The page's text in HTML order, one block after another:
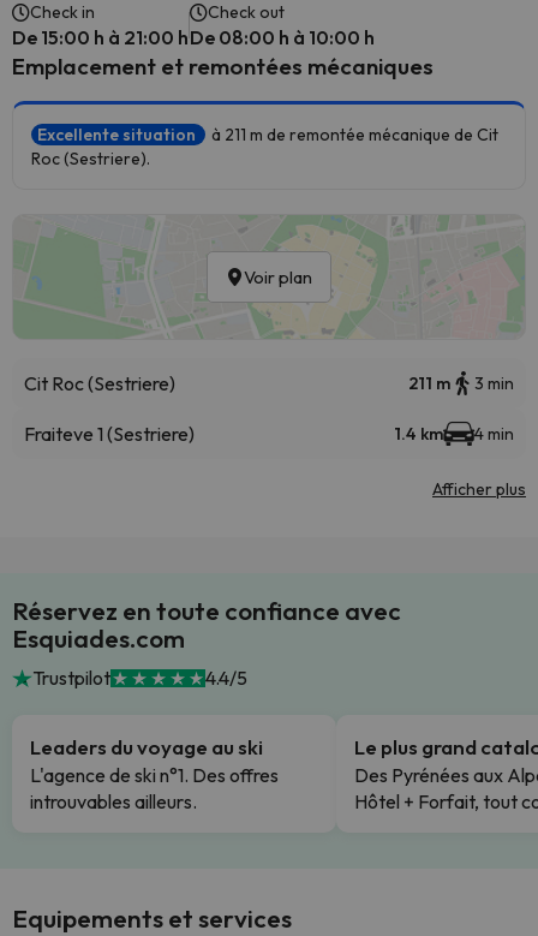
Check in
De 15:00 h à 21:00 h
Check out
De 08:00 h à 10:00 h
Emplacement et remontées mécaniques
Excellente situation
à 211 m de remontée mécanique de Cit
Roc (Sestriere).
Voir plan
Cit Roc (Sestriere) 211 m 3 min
Fraiteve 1 (Sestriere) 1.4 km 4 min
Afficher plus
Réservez en toute confiance avec
Esquiades.com
Trustpilot 4.4/5
Leaders du voyage au ski
L'agence de ski n°1. Des offres
introuvables ailleurs.
Le plus grand
Des Pyrénées aux
Hôtel + Forfait, tout
Equipements et services